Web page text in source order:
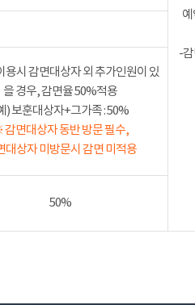
-
용시 감면대상자 외 추가인원이 있
을 경우, 감면율 50%적용
) 보훈대상자+그가족 : 50%
감면대상자 동반 방문 필수,
대상자 미방문시 감면 미적용
50%